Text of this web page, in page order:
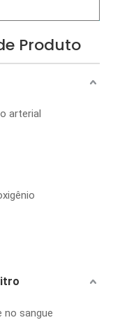
Produto
arterial
no sangue